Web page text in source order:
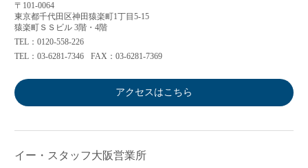
〒101-0064
東京都千代田区神田猿楽町1丁目5-15
猿楽町ＳＳビル 3階・4階
TEL：0120-558-226
TEL：03-6281-7346
FAX：03-6281-7369
アクセスはこちら
イー・スタッフ大阪営業所